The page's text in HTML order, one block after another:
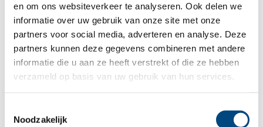
en om ons websiteverkeer te analyseren. Ook delen we
informatie over uw gebruik van onze site met onze
partners voor social media, adverteren en analyse. Deze
partners kunnen deze gegevens combineren met andere
informatie die u aan ze heeft verstrekt of die ze hebben
verzameld op basis van uw gebruik van hun services.
Noodzakelijk
Folder Systeemtherapie